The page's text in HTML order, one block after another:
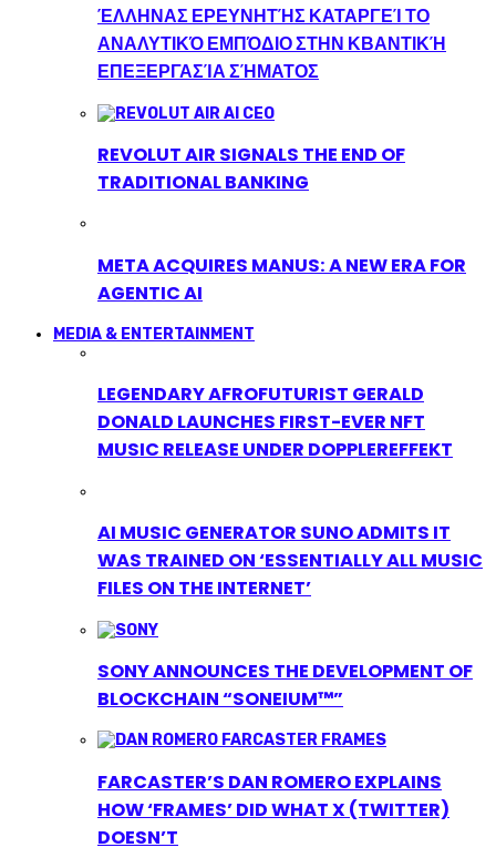
ΈΛΛΗΝΑΣ ΕΡΕΥΝΗΤΉΣ ΚΑΤΑΡΓΕΊ ΤΟ
ΑΝΑΛΥΤΙΚΌ ΕΜΠΌΔΙΟ ΣΤΗΝ ΚΒΑΝΤΙΚΉ
ΕΠΕΞΕΡΓΑΣΊΑ ΣΉΜΑΤΟΣ
REVOLUT AIR SIGNALS THE END OF
TRADITIONAL BANKING
META ACQUIRES MANUS: A NEW ERA FOR
AGENTIC AI
MEDIA & ENTERTAINMENT
LEGENDARY AFROFUTURIST GERALD
DONALD LAUNCHES FIRST-EVER NFT
MUSIC RELEASE UNDER DOPPLEREFFEKT
AI MUSIC GENERATOR SUNO ADMITS IT
WAS TRAINED ON ‘ESSENTIALLY ALL MUSIC
FILES ON THE INTERNET’
SONY ANNOUNCES THE DEVELOPMENT OF
BLOCKCHAIN “SONEIUM™”
FARCASTER’S DAN ROMERO EXPLAINS
HOW ‘FRAMES’ DID WHAT X (TWITTER)
DOESN’T